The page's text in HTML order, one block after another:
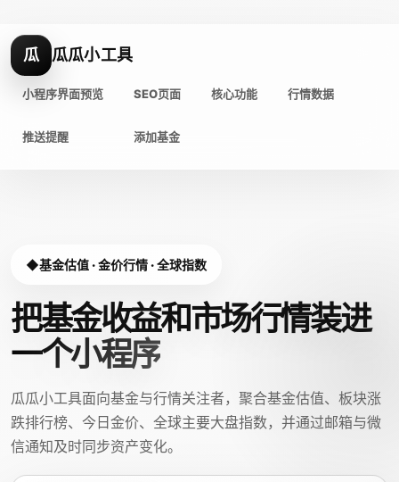
瓜 瓜瓜小工具
小程序界面预览 SEO页面 核心功能 行情数据
推送提醒 添加基金
基金估值 · 金价行情 · 全球指数
把基金收益和市场行情装进
一个小程序
瓜瓜小工具面向基金与行情关注者，聚合基金估值、板块涨
跌排行榜、今日金价、全球主要大盘指数，并通过邮箱与微
信通知及时同步资产变化。